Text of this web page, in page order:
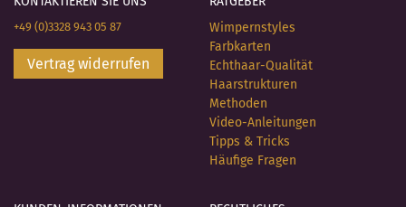
+49 (0)3328 943 05 87
Vertrag widerrufen
Wimpernstyles
Farbkarten
Echthaar-Qualität
Haarstrukturen
Methoden
Video-Anleitungen
Tipps & Tricks
Häufige Fragen